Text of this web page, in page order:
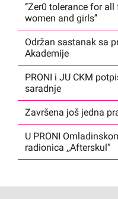
‘’Zer0 tolerance for
women and girls’’
Održan sastanak sa
Akademije
PRONI i JU CKM
saradnje
Završena još jedna
U PRONI
radionica ,,Afterskul”